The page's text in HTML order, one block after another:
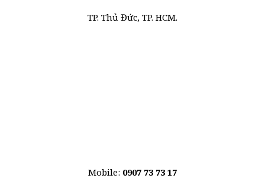
TP. Thủ Đức, TP. HCM.
Mobile: 0907 73 73 17